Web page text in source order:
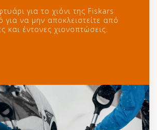
για το χιόνι της Fiskars
για να μην αποκλειστείτε από
και έντονες χιονοπτώσεις.